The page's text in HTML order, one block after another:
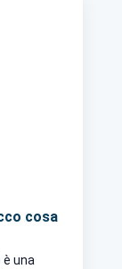
cosa
una